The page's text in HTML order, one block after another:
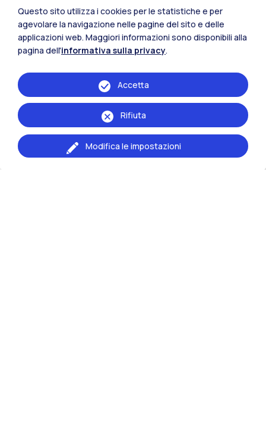
Laboratorio di ricerca
LEAP
Laboratorio Energia Ambiente Piacenza
Questo sito utilizza i cookies per le statistiche e per
agevolare la navigazione nelle pagine del sito e delle
applicazioni web. Maggiori informazioni sono disponibili alla
pagina dell'informativa sulla privacy.
Modifica le impostazioni
Rifiuta
Accetta